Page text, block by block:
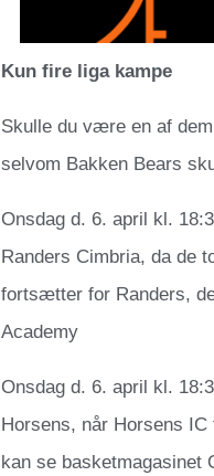
Kun fire liga kampe
Skulle du være en af
selvom Bakken Bears
Onsdag d. 6. april kl.
Randers Cimbria, da de
fortsætter for Randers,
Academy
Onsdag d. 6. april kl.
Horsens, når Horsens
kan se basketmagasinet